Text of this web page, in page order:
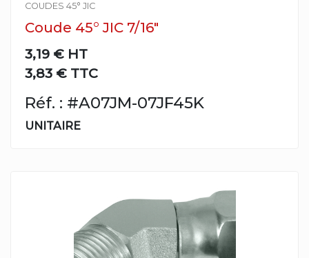
COUDES 45° JIC
Coude 45° JIC 7/16"
3,19 € HT
3,83 € TTC
Réf. : #A07JM-07JF45K
UNITAIRE